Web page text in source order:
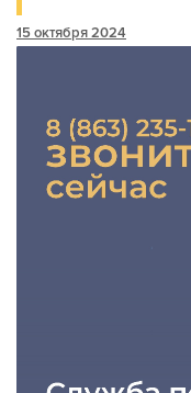
15 октября 2024